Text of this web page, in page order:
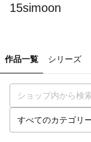
15simoon
作品一覧 シリーズ